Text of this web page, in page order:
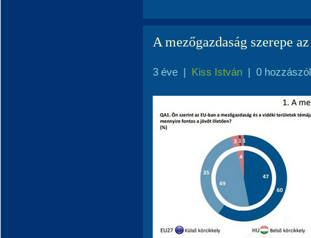
A mezőgazdaság szerepe
3 éve | Kiss István | 0